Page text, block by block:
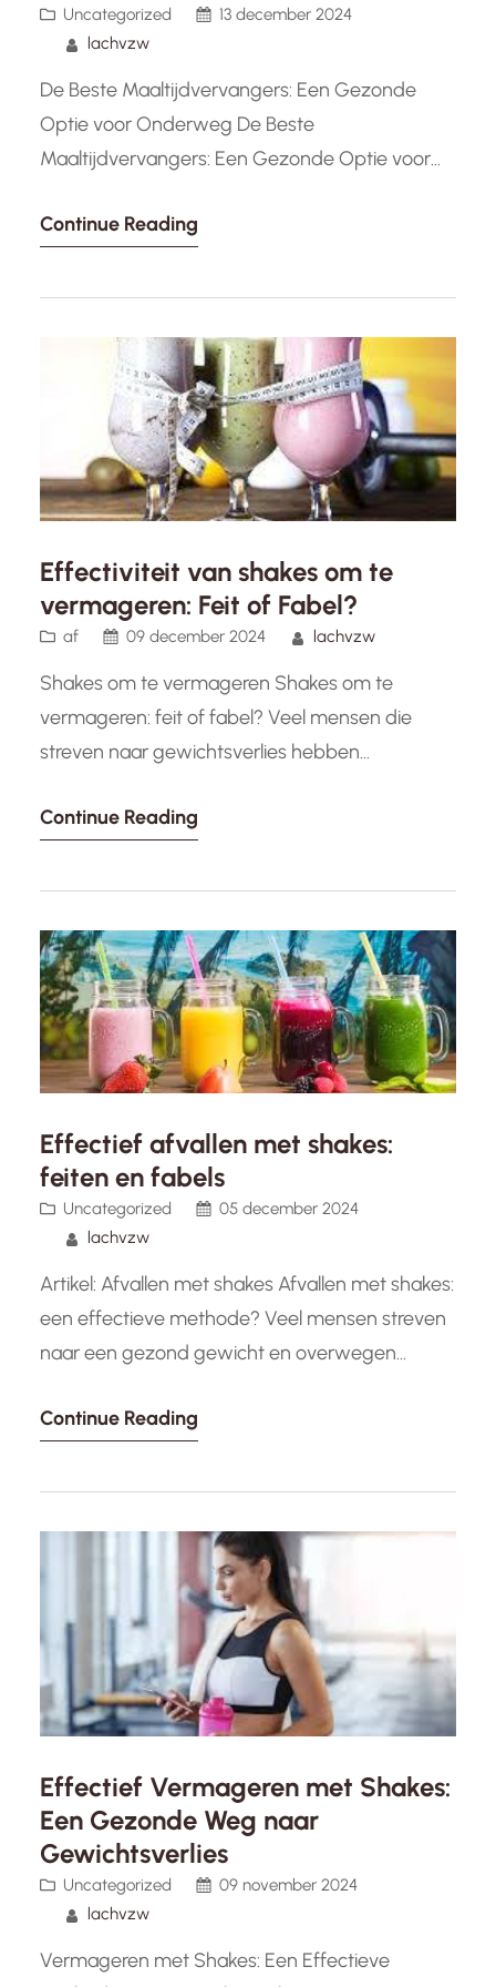
Uncategorized
13 december 2024
lachvzw
De Beste Maaltijdvervangers: Een Gezonde
Optie voor Onderweg De Beste
Maaltijdvervangers: Een Gezonde Optie voor
en snelle oplossing voor drukke mensen die
maaltijd te bereiden. Of het nu gaat om een
avondmaaltijd, maaltijdvervangers kunnen een
Continue Reading
Effectiviteit van shakes om te
vermageren: Feit of Fabel?
af 09 december 2024 lachvzw
Shakes om te vermageren Shakes om te
vermageren: feit of fabel? Veel mensen die
streven naar gewichtsverlies hebben
shakes beloven een snelle en eenvoudige
moeite. Maar zijn deze shakes echt zo effectief
Continue Reading
Effectief afvallen met shakes:
feiten en fabels
Uncategorized
05 december 2024
lachvzw
Artikel: Afvallen met shakes Afvallen met shakes:
een effectieve methode? Veel mensen streven
naar een gezond gewicht en overwegen
populaire optie die de laatste jaren aan
afvalshakes. Maar hoe effectief zijn deze shakes
maaltijdvervangers in…
Continue Reading
Effectief Vermageren met Shakes:
Een Gezonde Weg naar
Gewichtsverlies
Uncategorized
09 november 2024
lachvzw
Vermageren met Shakes: Een Effectieve